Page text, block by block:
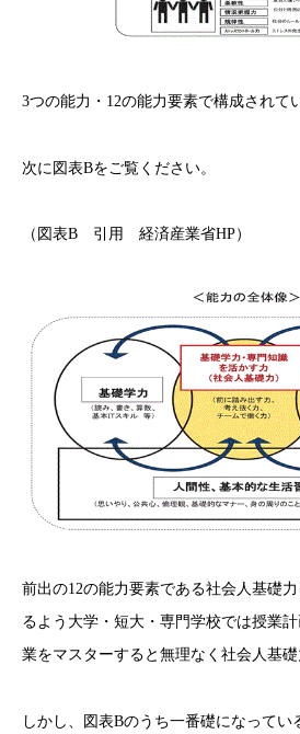
3つの能力・12の能力要素で構成されて
次に図表Bをご覧ください。
（図表B 引用 経済産業省HP）
前出の12の能力要素である社会人基礎
るよう大学・短大・専門学校では授業
業をマスターすると無理なく社会人基礎
しかし、図表Bのうち一番礎になってい